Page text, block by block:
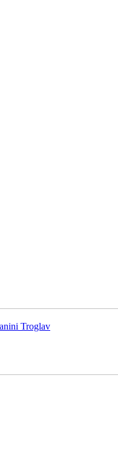
Troglav